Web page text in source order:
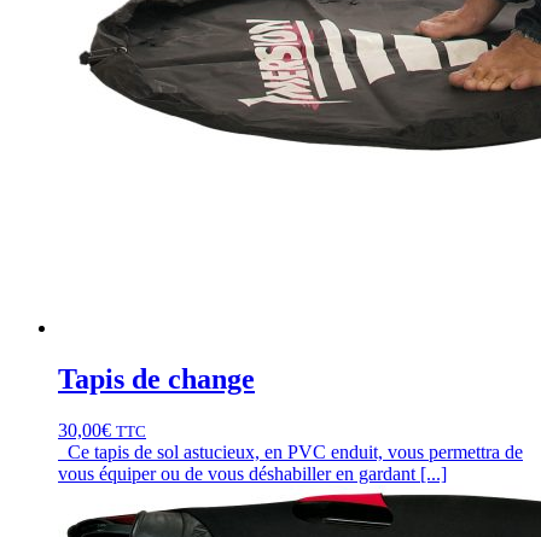
Tapis de change
30,00€ TTC
Ce tapis de sol astucieux, en PVC enduit, vous permettra de
vous équiper ou de vous déshabiller en gardant [...]